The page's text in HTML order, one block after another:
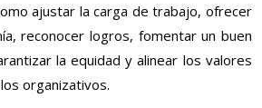
ajustar la carga de trabajo, ofrecer
reconocer logros, fomentar un buen
la equidad y alinear los valores
organizativos.